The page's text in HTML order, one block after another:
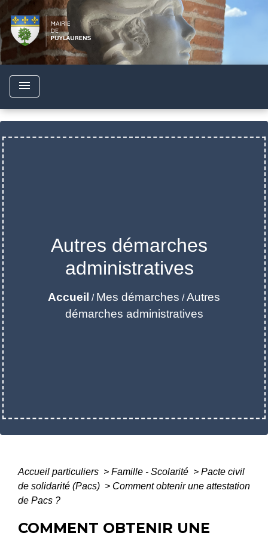
menu
Autres démarches
administratives
Accueil / Mes démarches /Autres
démarches administratives
Accueil particuliers > Famille - Scolarité > Pacte civil
de solidarité (Pacs) > Comment obtenir une attestation
de Pacs ?
COMMENT OBTENIR UNE